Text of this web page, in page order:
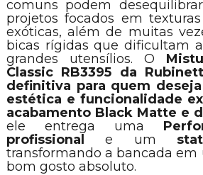
comuns podem
projetos focados em
exóticas, além de muitas
bicas rígidas que dificultam
grandes utensílios. O
Classic RB3395 da
definitiva para quem
estética e funcionalidade
acabamento Black Matte e
ele entrega uma
profissional e um
transformando a bancada
bom gosto absoluto.